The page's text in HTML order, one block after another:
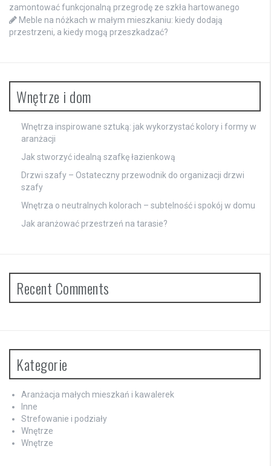
zamontować funkcjonalną przegrodę ze szkła hartowanego
Meble na nóżkach w małym mieszkaniu: kiedy dodają
przestrzeni, a kiedy mogą przeszkadzać?
Wnętrze i dom
Wnętrza inspirowane sztuką: jak wykorzystać kolory i formy w
aranżacji
Jak stworzyć idealną szafkę łazienkową
Drzwi szafy – Ostateczny przewodnik do organizacji drzwi
szafy
Wnętrza o neutralnych kolorach – subtelność i spokój w domu
Jak aranżować przestrzeń na tarasie?
Recent Comments
Kategorie
Aranżacja małych mieszkań i kawalerek
Inne
Strefowanie i podziały
Wnętrze
Wnętrze